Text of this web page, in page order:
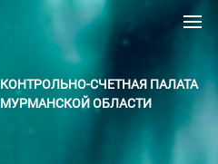
КОНТРОЛЬНО-СЧЕТНАЯ ПАЛАТА
МУРМАНСКОЙ ОБЛАСТИ